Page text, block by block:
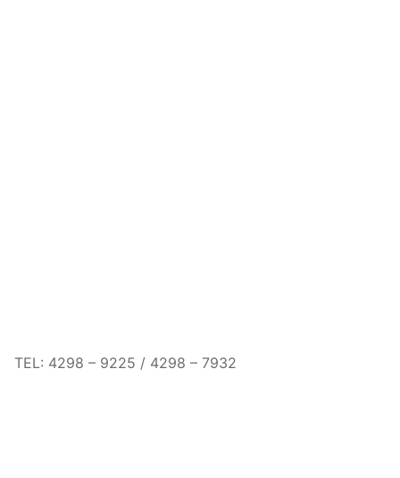
TEL: 4298 – 9225 / 4298 – 7932